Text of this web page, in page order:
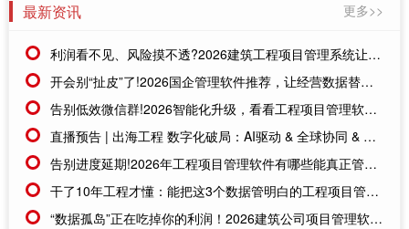
最新资讯 更多>>
利润看不见、风险摸不透?2026建筑工程项目管理系统让经营数据“一眼透底”
开会别“扯皮”了!2026国企管理软件推荐，让经营数据替所有人“开口说话”
告别低效微信群!2026智能化升级，看看工程项目管理软件有哪些颠覆级体验?
直播预告 | 出海工程 数字化破局：AI驱动 & 全球协同 & 赢在出海
告别进度延期!2026年工程项目管理软件有哪些能真正管好成本与协同?
干了10年工程才懂：能把这3个数据管明白的工程项目管理软件，才是真神器!
“数据孤岛”正在吃掉你的利润！2026建筑公司项目管理软件破局之道